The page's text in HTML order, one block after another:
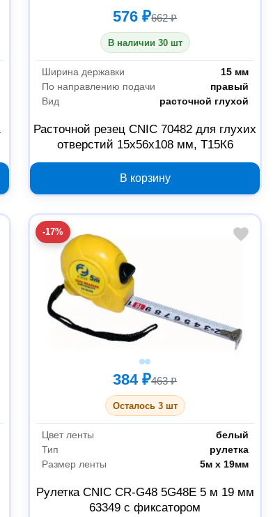
576 ₽662 ₽
В наличии 30 шт
Ширина державки
15 мм
По направлению подачи
правый
Вид
расточной глухой
Расточной резец CNIC 70482 для глухих
отверстий 15х56х108 мм, Т15К6
В корзину
-17%
384 ₽463 ₽
Осталось 3 шт
Цвет ленты
белый
Тип
рулетка
Размер ленты
5м х 19мм
Рулетка CNIC CR-G48 5G48E 5 м 19 мм
63349 с фиксатором